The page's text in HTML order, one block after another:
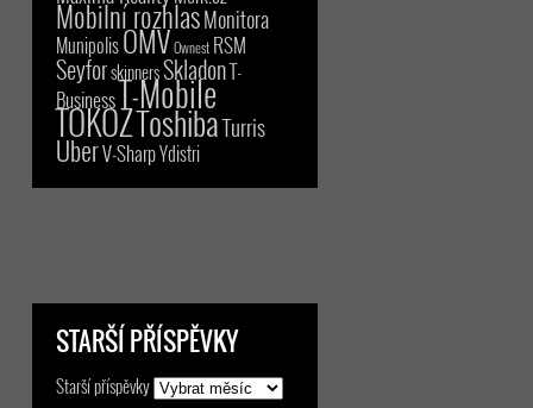
Mobilní rozhlasMonitora
MunipolisOMVOwnest RSM
SeyforskinnersSkladonT-
BusinessT-Mobile
TOKOZToshibaTurris
UberV-SharpYdistri
STARŠÍ PŘÍSPĚVKY
Starší příspěvky